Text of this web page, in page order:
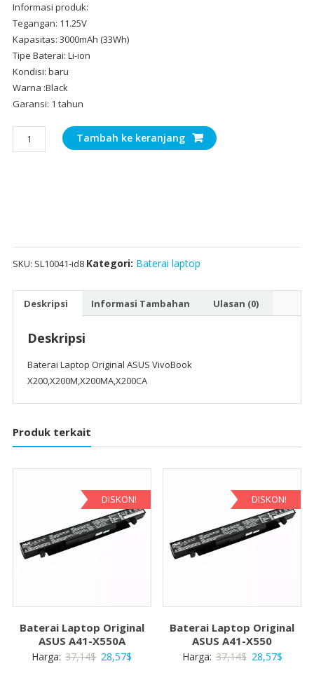
Informasi produk:
Tegangan: 11.25V
Kapasitas: 3000mAh (33Wh)
Tipe Baterai: Li-ion
Kondisi: baru
Warna :Black
Garansi: 1 tahun
Kuantitas
Baterai
Tambah ke keranjang
SKU: SL10041-id8 Kategori: Baterai laptop
Deskripsi Informasi Tambahan Ulasan (0)
Deskripsi
Baterai Laptop Original ASUS VivoBook
X200,X200M,X200MA,X200CA
Produk terkait
DISKON!
Baterai Laptop Original
ASUS A41-X550A
Harga: 37,14$ Harga
28,57$
DISKON!
Baterai Laptop Original
ASUS A41-X550
Harga: 37,14$ Harga
28,57$Harga